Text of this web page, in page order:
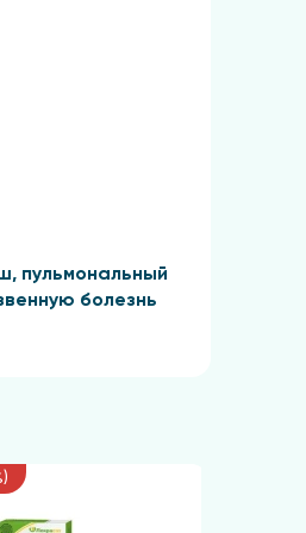
пульмональный
болезнь
закрыть емкость